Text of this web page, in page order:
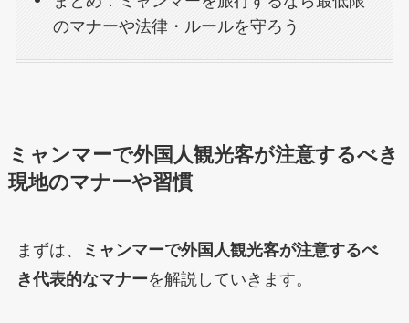
のマナーや法律・ルールを守ろう
ミャンマーで外国人観光客が注意するべき
現地のマナーや習慣
まずは、
ミャンマーで外国人観光客が注意するべ
き代表的なマナーを解説していきます。